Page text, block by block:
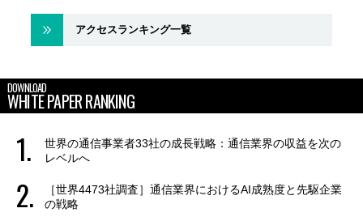
アクセスランキング一覧
DOWNLOAD
WHITE PAPER RANKING
世界の通信事業者33社の成長戦略：通信業界の収益を次の
レベルへ
［世界4473社調査］通信業界におけるAI成熟度と先駆企業
の戦略